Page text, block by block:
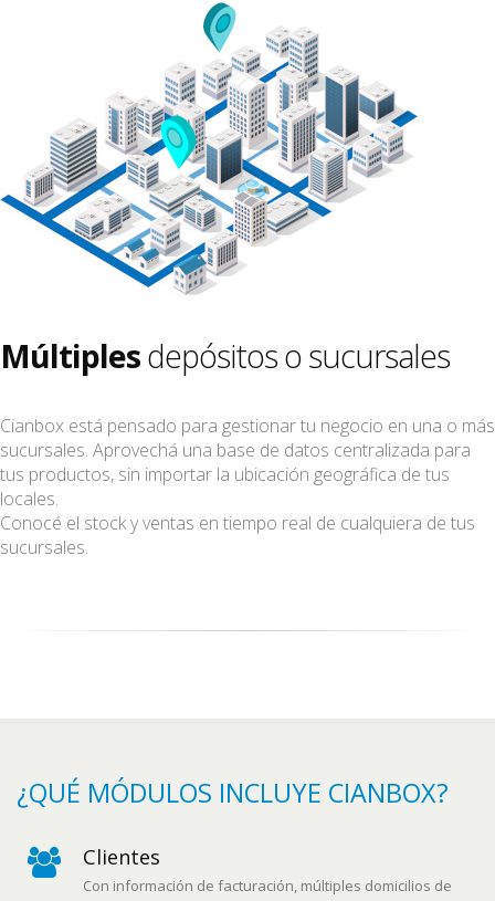
Múltiplesdepósitos o sucursales
Cianbox está pensado para gestionar tu negocio en una o más
sucursales. Aprovechá una base de datos centralizada para
tus productos, sin importar la ubicación geográfica de tus
locales.
Conocé el stock y ventas en tiempo real de cualquiera de tus
sucursales.
¿QUÉ MÓDULOS INCLUYE CIANBOX?
Clientes
Con información de facturación, múltiples domicilios de